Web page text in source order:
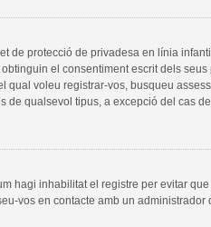
de protecció de privadesa en línia
el consentiment escrit dels
qual voleu registrar-vos, busqueu
qualsevol tipus, a excepció del cas
hagi inhabilitat el registre per evitar
vos en contacte amb un